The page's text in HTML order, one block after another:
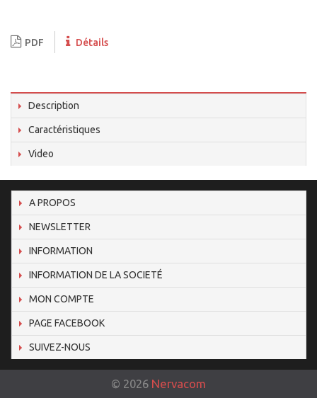
PDF Détails
Description
Caractéristiques
Video
A PROPOS
NEWSLETTER
INFORMATION
INFORMATION DE LA SOCIETÉ
MON COMPTE
PAGE FACEBOOK
SUIVEZ-NOUS
© 2026 Nervacom